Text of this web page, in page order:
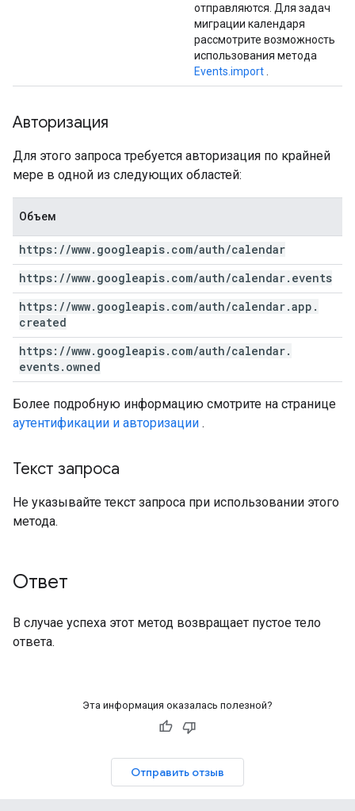
отправляются. Для задач
миграции календаря
рассмотрите возможность
использования метода
Events.import
Авторизация
Для этого запроса требуется авторизация по крайней
мере в одной из следующих областей:
Объем
https: //www. googleapis. com/auth/calendar
https: //www. googleapis. com/auth/calendar. events
https: //www. googleapis. com/auth/calendar.app .
created
https: //www. googleapis. com/auth/calendar.
events. owned
Более подробную информацию смотрите на странице
аутентификации и авторизации .
Текст запроса
Не указывайте текст запроса при использовании этого
метода.
Ответ
В случае успеха этот метод возвращает пустое тело
ответа.
Эта информация оказалась полезной?
Отправить отзыв